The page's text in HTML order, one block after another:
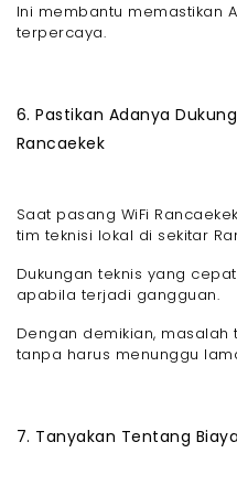
Ini membantu memastikan
terpercaya.
6. Pastikan Adanya
Rancaekek
Saat pasang WiFi
tim teknisi lokal di sekitar
Dukungan teknis yang
apabila terjadi gangguan.
Dengan demikian,
tanpa harus menunggu
7. Tanyakan Tentang